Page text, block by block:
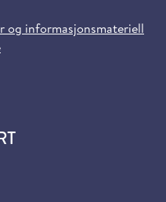
og informasjonsmateriell